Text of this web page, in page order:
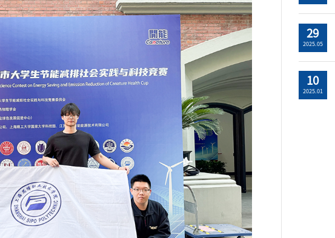
29
2025.05
10
2025.01